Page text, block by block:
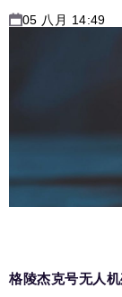
05 八月 14:49
格陵杰克号无人